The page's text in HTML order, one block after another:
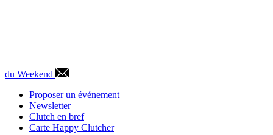
du Weekend
Proposer un événement
Newsletter
Clutch en bref
Carte Happy Clutcher